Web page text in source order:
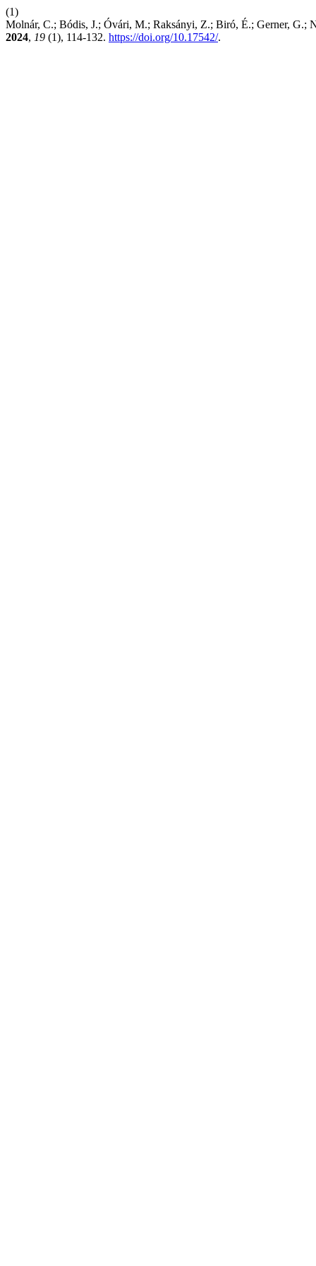
(1)
Molnár, C.; Bódis, J.; Óvári, M.; Raksányi, Z.; Biró, É.; Gerner, G.;
2024, 19 (1), 114-132. https://doi.org/10.17542/.